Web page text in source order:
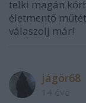
telki magán
életmentő
válaszolj már!
jágör68